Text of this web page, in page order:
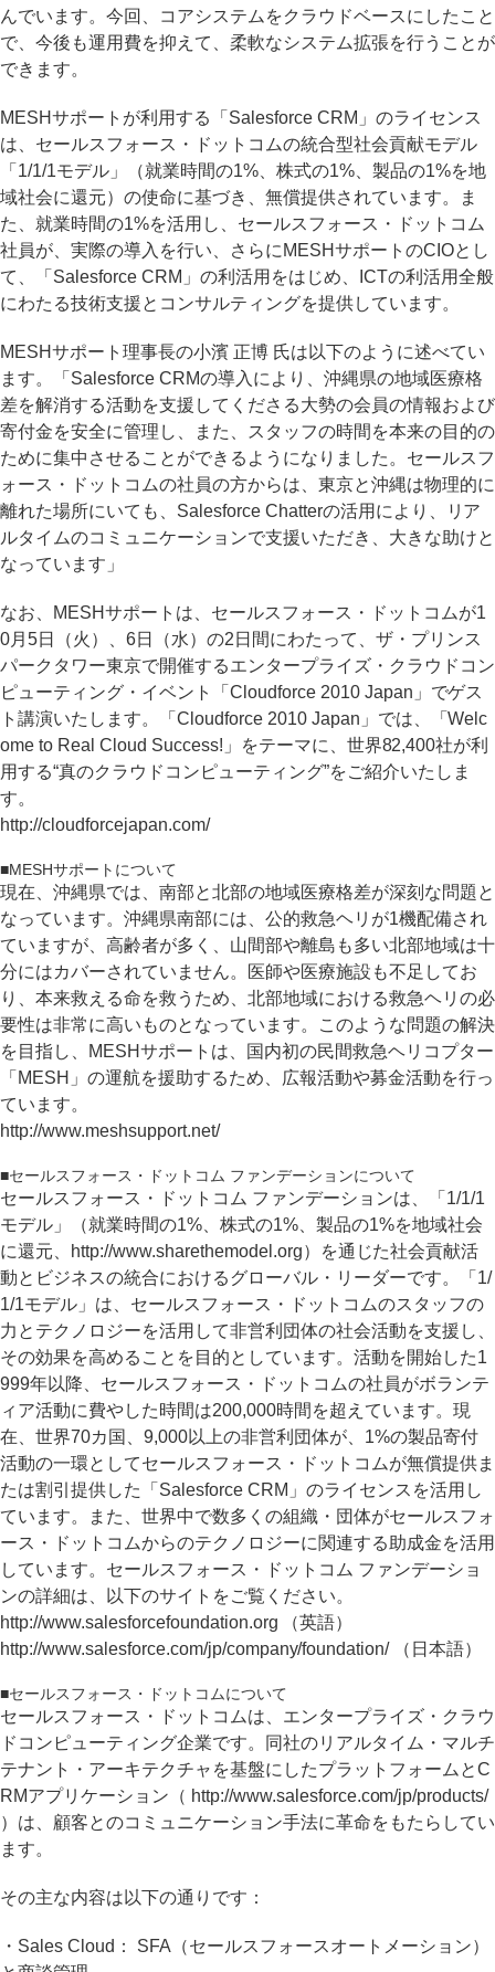
んでいます。今回、コアシステムをクラウドベースにしたこと
で、今後も運用費を抑えて、柔軟なシステム拡張を行うことが
できます。
MESHサポートが利用する「Salesforce CRM」のライセンス
は、セールスフォース・ドットコムの統合型社会貢献モデル
「1/1/1モデル」（就業時間の1%、株式の1%、製品の1%を地
域社会に還元）の使命に基づき、無償提供されています。ま
た、就業時間の1%を活用し、セールスフォース・ドットコム
社員が、実際の導入を行い、さらにMESHサポートのCIOとし
て、「Salesforce CRM」の利活用をはじめ、ICTの利活用全般
にわたる技術支援とコンサルティングを提供しています。
MESHサポート理事長の小濱 正博 氏は以下のように述べてい
ます。「Salesforce CRMの導入により、沖縄県の地域医療格
差を解消する活動を支援してくださる大勢の会員の情報および
寄付金を安全に管理し、また、スタッフの時間を本来の目的の
ために集中させることができるようになりました。セールスフ
ォース・ドットコムの社員の方からは、東京と沖縄は物理的に
離れた場所にいても、Salesforce Chatterの活用により、リア
ルタイムのコミュニケーションで支援いただき、大きな助けと
なっています」
なお、MESHサポートは、セールスフォース・ドットコムが1
0月5日（火）、6日（水）の2日間にわたって、ザ・プリンス
パークタワー東京で開催するエンタープライズ・クラウドコン
ピューティング・イベント「Cloudforce 2010 Japan」でゲス
ト講演いたします。「Cloudforce 2010 Japan」では、「Welc
ome to Real Cloud Success!」をテーマに、世界82,400社が利
用する“真のクラウドコンピューティング”をご紹介いたしま
す。
http://cloudforcejapan.com/
■MESHサポートについて
現在、沖縄県では、南部と北部の地域医療格差が深刻な問題と
なっています。沖縄県南部には、公的救急ヘリが1機配備され
ていますが、高齢者が多く、山間部や離島も多い北部地域は十
分にはカバーされていません。医師や医療施設も不足してお
り、本来救える命を救うため、北部地域における救急ヘリの必
要性は非常に高いものとなっています。このような問題の解決
を目指し、MESHサポートは、国内初の民間救急ヘリコプター
「MESH」の運航を援助するため、広報活動や募金活動を行っ
ています。
http://www.meshsupport.net/
■セールスフォース・ドットコム ファンデーションについて
セールスフォース・ドットコム ファンデーションは、「1/1/1
モデル」（就業時間の1%、株式の1%、製品の1%を地域社会
に還元、http://www.sharethemodel.org）を通じた社会貢献活
動とビジネスの統合におけるグローバル・リーダーです。「1/
1/1モデル」は、セールスフォース・ドットコムのスタッフの
力とテクノロジーを活用して非営利団体の社会活動を支援し、
その効果を高めることを目的としています。活動を開始した1
999年以降、セールスフォース・ドットコムの社員がボランテ
ィア活動に費やした時間は200,000時間を超えています。現
在、世界70カ国、9,000以上の非営利団体が、1%の製品寄付
活動の一環としてセールスフォース・ドットコムが無償提供ま
たは割引提供した「Salesforce CRM」のライセンスを活用し
ています。また、世界中で数多くの組織・団体がセールスフォ
ース・ドットコムからのテクノロジーに関連する助成金を活用
しています。セールスフォース・ドットコム ファンデーショ
ンの詳細は、以下のサイトをご覧ください。
http://www.salesforcefoundation.org （英語）
http://www.salesforce.com/jp/company/foundation/ （日本語）
■セールスフォース・ドットコムについて
セールスフォース・ドットコムは、エンタープライズ・クラウ
ドコンピューティング企業です。同社のリアルタイム・マルチ
テナント・アーキテクチャを基盤にしたプラットフォームとC
RMアプリケーション（ http://www.salesforce.com/jp/products/
）は、顧客とのコミュニケーション手法に革命をもたらしてい
ます。
その主な内容は以下の通りです：
・Sales Cloud： SFA（セールスフォースオートメーション）